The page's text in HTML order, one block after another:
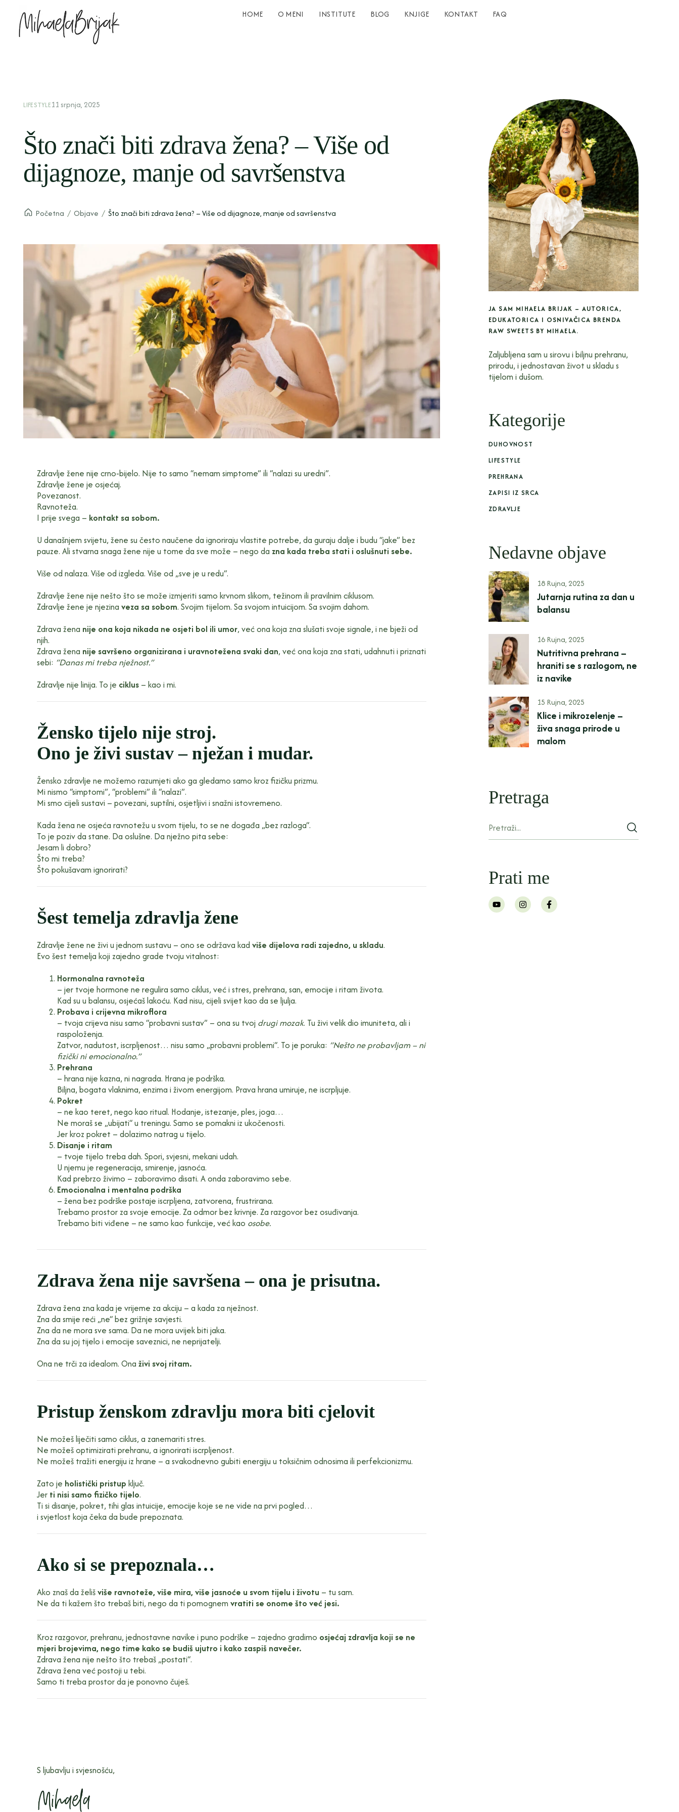
HOME O MENI INSTITUTE BLOG KNJIGE KONTAKT FAQ
LIFESTYLE11 srpnja, 2025
Što znači biti zdrava žena? – Više od
dijagnoze, manje od savršenstva
Početna / Objave / Što znači biti zdrava žena? – Više od dijagnoze, manje od savršenstva
Zdravlje žene nije crno-bijelo. Nije to samo “nemam simptome” ili “nalazi su uredni”.
Zdravlje žene je osjećaj.
Povezanost.
Ravnoteža.
I prije svega – kontakt sa sobom.
U današnjem svijetu, žene su često naučene da ignoriraju vlastite potrebe, da guraju dalje i budu “jake” bez
pauze. Ali stvarna snaga žene nije u tome da sve može – nego da zna kada treba stati i oslušnuti sebe.
Više od nalaza. Više od izgleda. Više od „sve je u redu“.
Zdravlje žene nije nešto što se može izmjeriti samo krvnom slikom, težinom ili pravilnim ciklusom.
Zdravlje žene je njezina veza sa sobom. Svojim tijelom. Sa svojom intuicijom. Sa svojim dahom.
Zdrava žena nije ona koja nikada ne osjeti bol ili umor, već ona koja zna slušati svoje signale, i ne bježi od
njih.
Zdrava žena nije savršeno organizirana i uravnotežena svaki dan, već ona koja zna stati, udahnuti i priznati
sebi: “Danas mi treba nježnost.”
Zdravlje nije linija. To je ciklus– kao i mi.
Žensko tijelo nije stroj.
Ono je živi sustav – nježan i mudar.
Žensko zdravlje ne možemo razumjeti ako ga gledamo samo kroz fizičku prizmu.
Mi nismo “simptomi”, “problemi” ili “nalazi”.
Mi smo cijeli sustavi – povezani, suptilni, osjetljivi i snažni istovremeno.
Kada žena ne osjeća ravnotežu u svom tijelu, to se ne događa „bez razloga“.
To je poziv da stane. Da oslušne. Da nježno pita sebe:
Jesam li dobro?
Što mi treba?
Što pokušavam ignorirati?
Šest temelja zdravlja žene
Zdravlje žene ne živi u jednom sustavu – ono se održava kad više dijelova radi zajedno, u skladu.
Evo šest temelja koji zajedno grade tvoju vitalnost:
Hormonalna ravnoteža
– jer tvoje hormone ne regulira samo ciklus, već i stres, prehrana, san, emocije i ritam života.
Kad su u balansu, osjećaš lakoću. Kad nisu, cijeli svijet kao da se ljulja.
Probava i crijevna mikroflora
– tvoja crijeva nisu samo “probavni sustav” – ona su tvoj drugi mozak. Tu živi velik dio imuniteta, ali i
raspoloženja.
Zatvor, nadutost, iscrpljenost… nisu samo „probavni problemi“. To je poruka: “Nešto ne probavljam – ni
fizički ni emocionalno.”
Prehrana
– hrana nije kazna, ni nagrada. Hrana je podrška.
Biljna, bogata vlaknima, enzima i živom energijom. Prava hrana umiruje, ne iscrpljuje.
Pokret
– ne kao teret, nego kao ritual. Hodanje, istezanje, ples, joga…
Ne moraš se „ubijati“ u treningu. Samo se pomakni iz ukočenosti.
Jer kroz pokret – dolazimo natrag u tijelo.
Disanje i ritam
– tvoje tijelo treba dah. Spori, svjesni, mekani udah.
U njemu je regeneracija, smirenje, jasnoća.
Kad prebrzo živimo – zaboravimo disati. A onda zaboravimo sebe.
Emocionalna i mentalna podrška
– žena bez podrške postaje iscrpljena, zatvorena, frustrirana.
Trebamo prostor za svoje emocije. Za odmor bez krivnje. Za razgovor bez osuđivanja.
Trebamo biti viđene – ne samo kao funkcije, već kao osobe.
Zdrava žena nije savršena – ona je prisutna.
Zdrava žena zna kada je vrijeme za akciju – a kada za nježnost.
Zna da smije reći „ne“ bez grižnje savjesti.
Zna da ne mora sve sama. Da ne mora uvijek biti jaka.
Zna da su joj tijelo i emocije saveznici, ne neprijatelji.
Ona ne trči za idealom. Ona živi svoj ritam.
Pristup ženskom zdravlju mora biti cjelovit
Ne možeš liječiti samo ciklus, a zanemariti stres.
Ne možeš optimizirati prehranu, a ignorirati iscrpljenost.
Ne možeš tražiti energiju iz hrane – a svakodnevno gubiti energiju u toksičnim odnosima ili perfekcionizmu.
Zato je holistički pristup ključ.
Jer ti nisi samo fizičko tijelo.
Ti si disanje, pokret, tihi glas intuicije, emocije koje se ne vide na prvi pogled…
i svjetlost koja čeka da bude prepoznata.
Ako si se prepoznala…
Ako znaš da želišviše ravnoteže, više mira, više jasnoće u svom tijelu i životu – tu sam.
Ne da ti kažem što trebaš biti, nego da ti pomognem vratiti se onome što već jesi.
Kroz razgovor, prehranu, jednostavne navike i puno podrške – zajedno gradimo osjećaj zdravlja koji se ne
mjeri brojevima, nego time kako se budiš ujutro i kako zaspiš navečer.
Zdrava žena nije nešto što trebaš „postati“.
Zdrava žena već postoji u tebi.
Samo ti treba prostor da je ponovno čuješ.
S ljubavlju i svjesnošću,
JA SAM MIHAELA BRIJAK – AUTORICA,
EDUKATORICA I OSNIVAČICA BRENDA
RAW SWEETS BY MIHAELA.
Zaljubljena sam u sirovu i biljnu prehranu,
prirodu, i jednostavan život u skladu s
tijelom i dušom.
Kategorije
DUHOVNOST
LIFESTYLE
PREHRANA
ZAPISI IZ SRCA
ZDRAVLJE
Nedavne objave
18 Rujna, 2025
Jutarnja rutina za dan u
balansu
16 Rujna, 2025
Nutritivna prehrana –
hraniti se s razlogom, ne
iz navike
15 Rujna, 2025
Klice i mikrozelenje –
živa snaga prirode u
malom
Pretraga
Prati me